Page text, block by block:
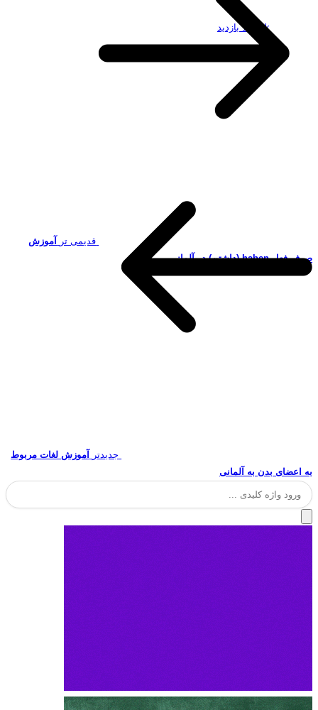
19.49k بازدید
قدیمی تر
آموزش
صرف فعل haben (داشتن) در آلمانی
جدیدتر
آموزش لغات مربوط
به اعضای بدن به آلمانی
جستجو
برای: